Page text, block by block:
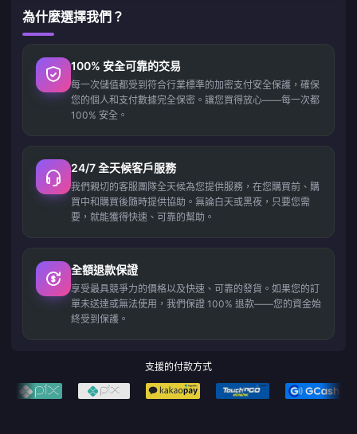
為什麼選擇我們？
100% 安全可靠的交易
每一次儲值都受到符合行業標準的加密支付安全保護，確保
您的個人和支付數據完全保密。讓您買得放心——每一次都
100% 安全。
24/7 全天候客戶服務
我們親切的客服團隊全天候為您提供服務，在您購買前、購
買中和購買後隨時提供協助。無論白天或黑夜，只要您需
要，就能獲得快速、可靠的幫助。
全額退款保證
享受最具競爭力的價格以及快速、可靠的發貨。如果您的訂
單未送達或無法使用，我們保證 100% 退款——您的資金始
終受到保護。
支援的付款方式